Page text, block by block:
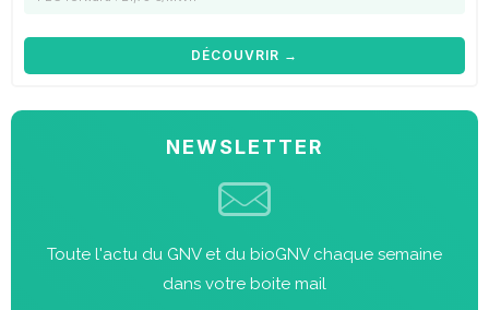
DÉCOUVRIR →
NEWSLETTER
Toute l'actu du GNV et du bioGNV chaque semaine
dans votre boite mail